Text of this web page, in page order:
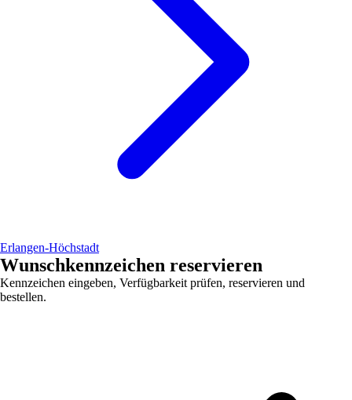
Erlangen-Höchstadt
Wunschkennzeichen reservieren
Kennzeichen eingeben, Verfügbarkeit prüfen, reservieren und
bestellen.